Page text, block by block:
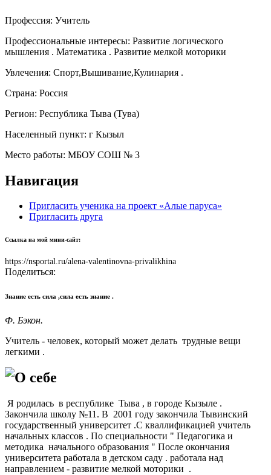
Профессия: Учитель
Профессиональные интересы: Развитие логического
мышления . Математика . Развитие мелкой моторики
Увлечения: Спорт,Вышивание,Кулинария .
Страна: Россия
Регион: Республика Тыва (Тува)
Населенный пункт: г Кызыл
Место работы: МБОУ СОШ № 3
Навигация
Пригласить ученика на проект «Алые паруса»
Пригласить друга
Ссылка на мой мини-сайт:
https://nsportal.ru/alena-valentinovna-privalikhina
Поделиться:
Знание есть сила ,сила есть знание .
Ф. Бэкон.
Учитель - человек, который может делать трудные вещи
легкими .
О себе
Я родилась в республике Тыва , в городе Кызыле .
Закончила школу №11. В 2001 году закончила Тывинский
государственный университет .С кваллификацией учитель
начальных классов . По специальности " Педагогика и
методика начального образования " После окончания
университета работала в детском саду . работала над
направлением - развитие мелкой моторики .